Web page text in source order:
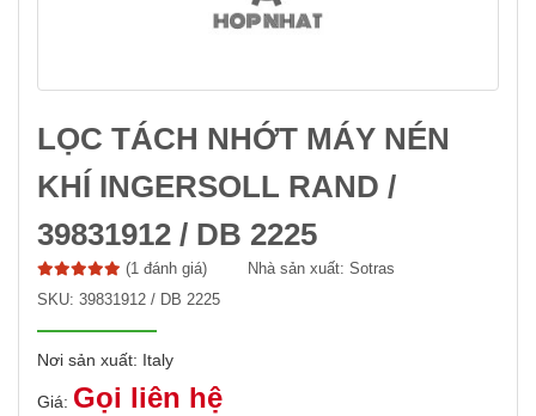
LỌC TÁCH NHỚT MÁY NÉN
KHÍ INGERSOLL RAND /
39831912 / DB 2225
(1 đánh giá) Nhà sản xuất: Sotras
SKU: 39831912 / DB 2225
Nơi sản xuất: Italy
Giá: Gọi liên hệ